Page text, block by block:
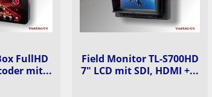
FullHD
mit...
Field Monitor TL-S700HD
7" LCD mit SDI, HDMI +...